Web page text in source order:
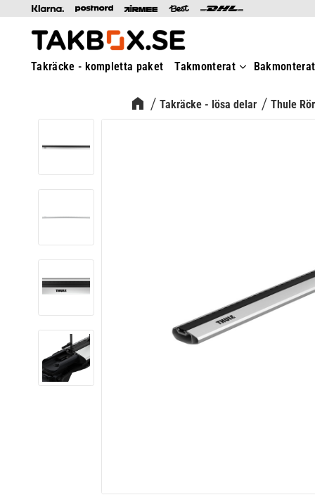
Takräcke - kompletta paket Takmonterat Bakmonterat
Takräcke - lösa delar Thule